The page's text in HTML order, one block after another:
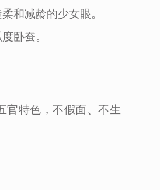
和减龄的少女眼。
卧蚕。
官特色，不假面、不生